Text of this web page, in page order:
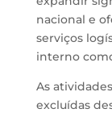
nacional e
serviços
interno
As
excluídas